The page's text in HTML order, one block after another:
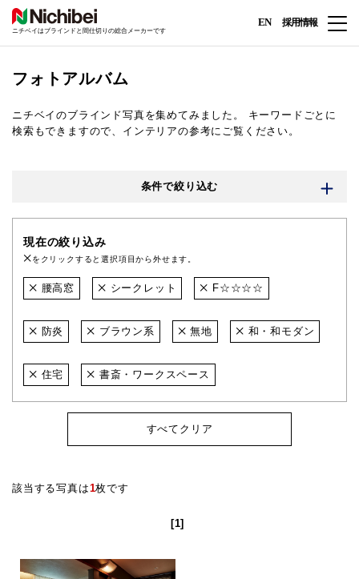
ニチベイはブラインドと間仕切りの総合メーカーです
EN 採用情報
フォトアルバム
ニチベイのブラインド写真を集めてみました。
キーワードごとに
検索もできますので、インテリアの参考にご覧ください。
条件で絞り込む
現在の絞り込み
をクリックすると選択項目から外せます。
腰高窓 シークレット F☆☆☆☆
防炎 ブラウン系 無地 和・和モダン
住宅 書斎・ワークスペース
すべてクリア
該当する写真は1枚です
[1]